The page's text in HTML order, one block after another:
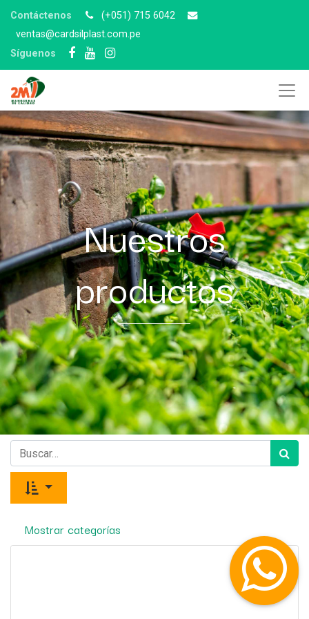
Contáctenos
(+051) 715 6042
ventas@cardsilplast.com.pe
Síguenos
Nuestros
productos
Mostrar categorías